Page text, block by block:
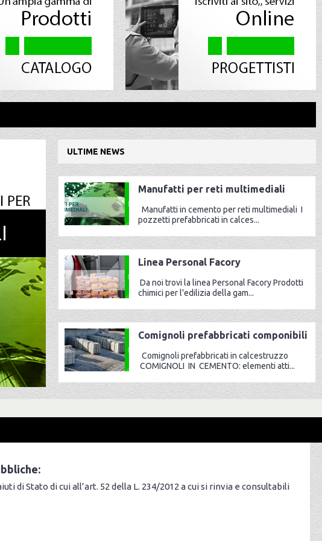
ULTIME NEWS
Manufatti per reti multimediali
Manufatti in cemento per reti multimediali I
pozzetti prefabbricati in calces...
Linea Personal Facory
Da noi trovi la linea Personal Facory Prodotti
chimici per l'edilizia della gam...
Comignoli prefabbricati componibili
Comignoli prefabbricati in calcestruzzo
COMIGNOLI IN CEMENTO: elementi atti...
Stato di cui all’art. 52 della L. 234/2012 a cui si rinvia e consultabili